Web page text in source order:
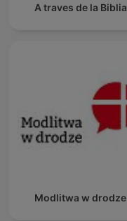
A traves de la Biblia
Modlitwa w drodze